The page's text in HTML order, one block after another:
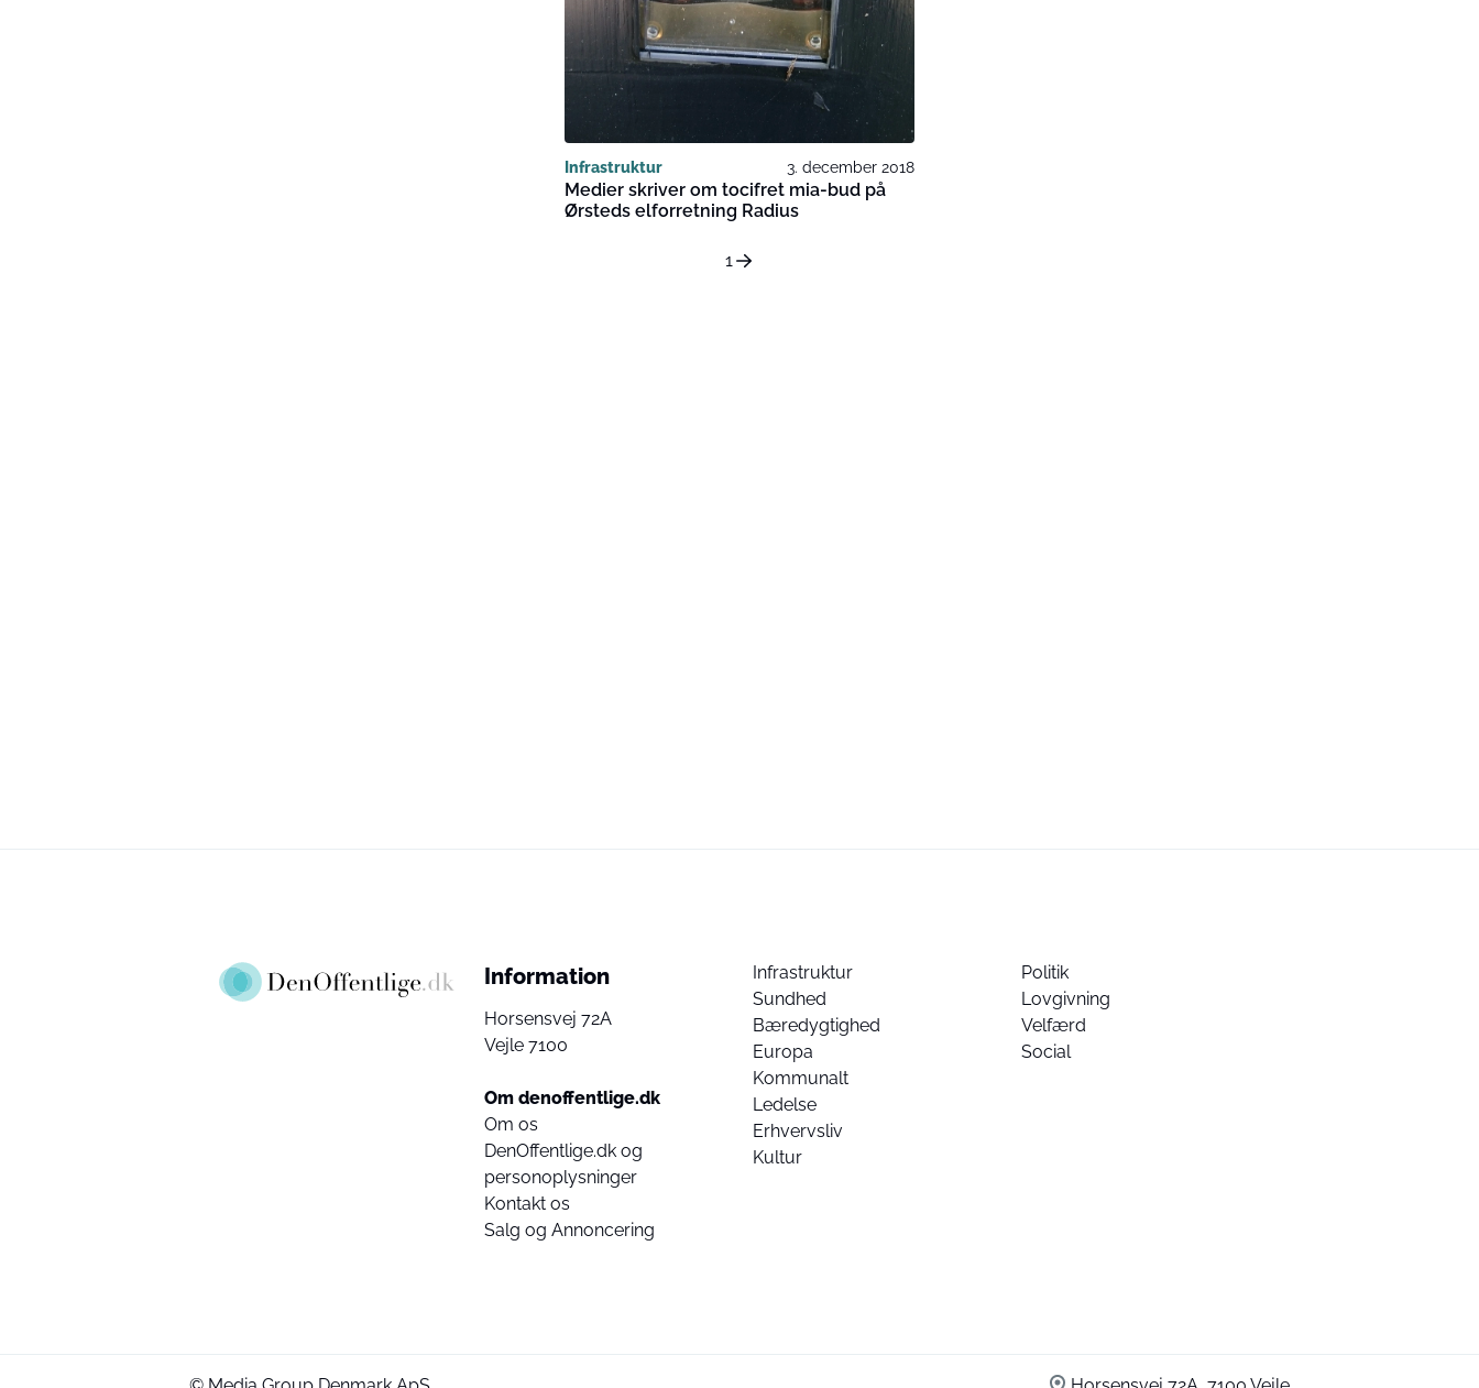
Infrastruktur 3. december 2018
Medier skriver om tocifret mia-bud på
Ørsteds elforretning Radius
1
Information
Horsensvej 72A
Vejle 7100
Om denoffentlige.dk
Om os
DenOffentlige.dk og
personoplysninger
Kontakt os
Salg og Annoncering
Infrastruktur
Sundhed
Bæredygtighed
Europa
Kommunalt
Ledelse
Erhvervsliv
Kultur
Politik
Lovgivning
Velfærd
Social